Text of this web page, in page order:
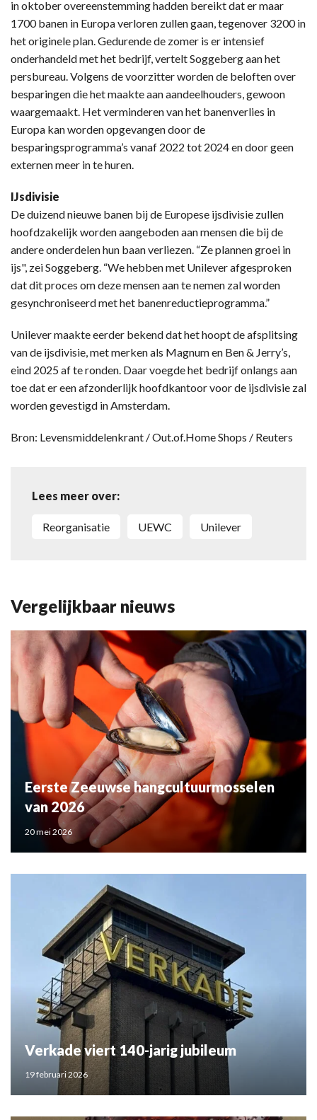
in oktober overeenstemming hadden bereikt dat er maar
1700 banen in Europa verloren zullen gaan, tegenover 3200 in
het originele plan. Gedurende de zomer is er intensief
onderhandeld met het bedrijf, vertelt Soggeberg aan het
persbureau. Volgens de voorzitter worden de beloften over
besparingen die het maakte aan aandeelhouders, gewoon
waargemaakt. Het verminderen van het banenverlies in
Europa kan worden opgevangen door de
besparingsprogramma’s vanaf 2022 tot 2024 en door geen
externen meer in te huren.
IJsdivisie
De duizend nieuwe banen bij de Europese ijsdivisie zullen
hoofdzakelijk worden aangeboden aan mensen die bij de
andere onderdelen hun baan verliezen. “Ze plannen groei in
ijs", zei Soggeberg. “We hebben met Unilever afgesproken
dat dit proces om deze mensen aan te nemen zal worden
gesynchroniseerd met het banenreductieprogramma.”
Unilever maakte eerder bekend dat het hoopt de afsplitsing
van de ijsdivisie, met merken als Magnum en Ben & Jerry’s,
eind 2025 af te ronden. Daar voegde het bedrijf onlangs aan
toe dat er een afzonderlijk hoofdkantoor voor de ijsdivisie zal
worden gevestigd in Amsterdam.
Bron: Levensmiddelenkrant / Out.of.Home Shops / Reuters
Lees meer over:
reorganisatie UEWC Unilever
Vergelijkbaar nieuws
Eerste Zeeuwse hangcultuurmosselen
van 2026
20 mei 2026
Verkade viert 140-jarig jubileum
19 februari 2026